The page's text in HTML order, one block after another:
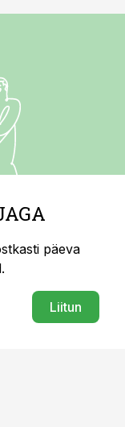
päeva
Liitun